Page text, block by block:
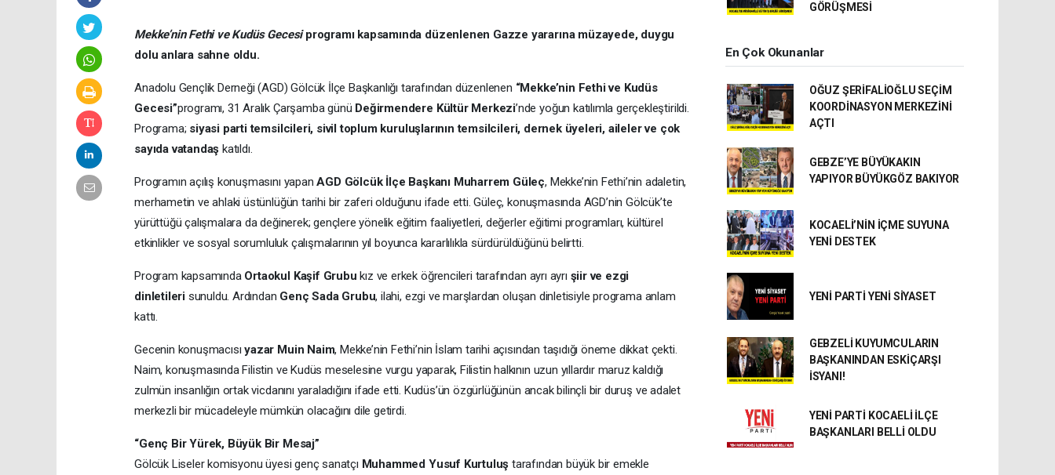
Mekke’nin Fethi ve Kudüs Gecesiprogramı kapsamında düzenlenen Gazze yararına müzayede, duygu
dolu anlara sahne oldu.
Anadolu Gençlik Derneği (AGD) Gölcük İlçe Başkanlığı tarafından düzenlenen “Mekke’nin Fethi ve Kudüs
Gecesi”programı, 31 Aralık Çarşamba günü Değirmendere Kültür Merkezi’nde yoğun katılımla gerçekleştirildi.
Programa; siyasi parti temsilcileri, sivil toplum kuruluşlarının temsilcileri, dernek üyeleri, aileler ve çok
sayıda vatandaş katıldı.
Programın açılış konuşmasını yapanAGD Gölcük İlçe Başkanı Muharrem Güleç, Mekke’nin Fethi’nin adaletin,
merhametin ve ahlaki üstünlüğün tarihi bir zaferi olduğunu ifade etti. Güleç, konuşmasında AGD’nin Gölcük’te
yürüttüğü çalışmalara da değinerek; gençlere yönelik eğitim faaliyetleri, değerler eğitimi programları, kültürel
etkinlikler ve sosyal sorumluluk çalışmalarının yıl boyunca kararlılıkla sürdürüldüğünü belirtti.
Program kapsamında Ortaokul Kaşif Grubu kız ve erkek öğrencileri tarafından ayrı ayrı şiir ve ezgi
dinletilerisunuldu. Ardından Genç Sada Grubu, ilahi, ezgi ve marşlardan oluşan dinletisiyle programa anlam
kattı.
Gecenin konuşmacısıyazar Muin Naim, Mekke’nin Fethi’nin İslam tarihi açısından taşıdığı öneme dikkat çekti.
Naim, konuşmasında Filistin ve Kudüs meselesine vurgu yaparak, Filistin halkının uzun yıllardır maruz kaldığı
zulmün insanlığın ortak vicdanını yaraladığını ifade etti. Kudüs’ün özgürlüğünün ancak bilinçli bir duruş ve adalet
merkezli bir mücadeleyle mümkün olacağını dile getirdi.
“Genç Bir Yürek, Büyük Bir Mesaj”
Gölcük Liseler komisyonu üyesi genç sanatçı Muhammed Yusuf Kurtuluş tarafından büyük bir emekle
GÖRÜŞMESİ
En Çok Okunanlar
OĞUZ ŞERİFALİOĞLU SEÇİM
KOORDİNASYON MERKEZİNİ
AÇTI
GEBZE’YE BÜYÜKAKIN
YAPIYOR BÜYÜKGÖZ BAKIYOR
KOCAELİ’NİN İÇME SUYUNA
YENİ DESTEK
YENİ PARTİ YENİ SİYASET
GEBZELİ KUYUMCULARIN
BAŞKANINDAN ESKİÇARŞI
İSYANI!
YENİ PARTİ KOCAELİ İLÇE
BAŞKANLARI BELLİ OLDU